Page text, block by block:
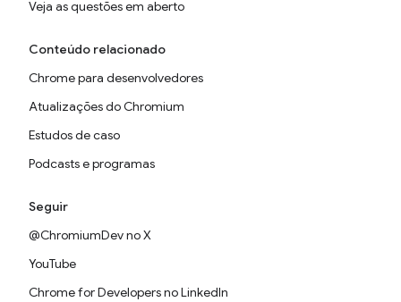
Veja as questões em aberto
Conteúdo relacionado
Chrome para desenvolvedores
Atualizações do Chromium
Estudos de caso
Podcasts e programas
Seguir
@ChromiumDev no X
YouTube
Chrome for Developers no LinkedIn